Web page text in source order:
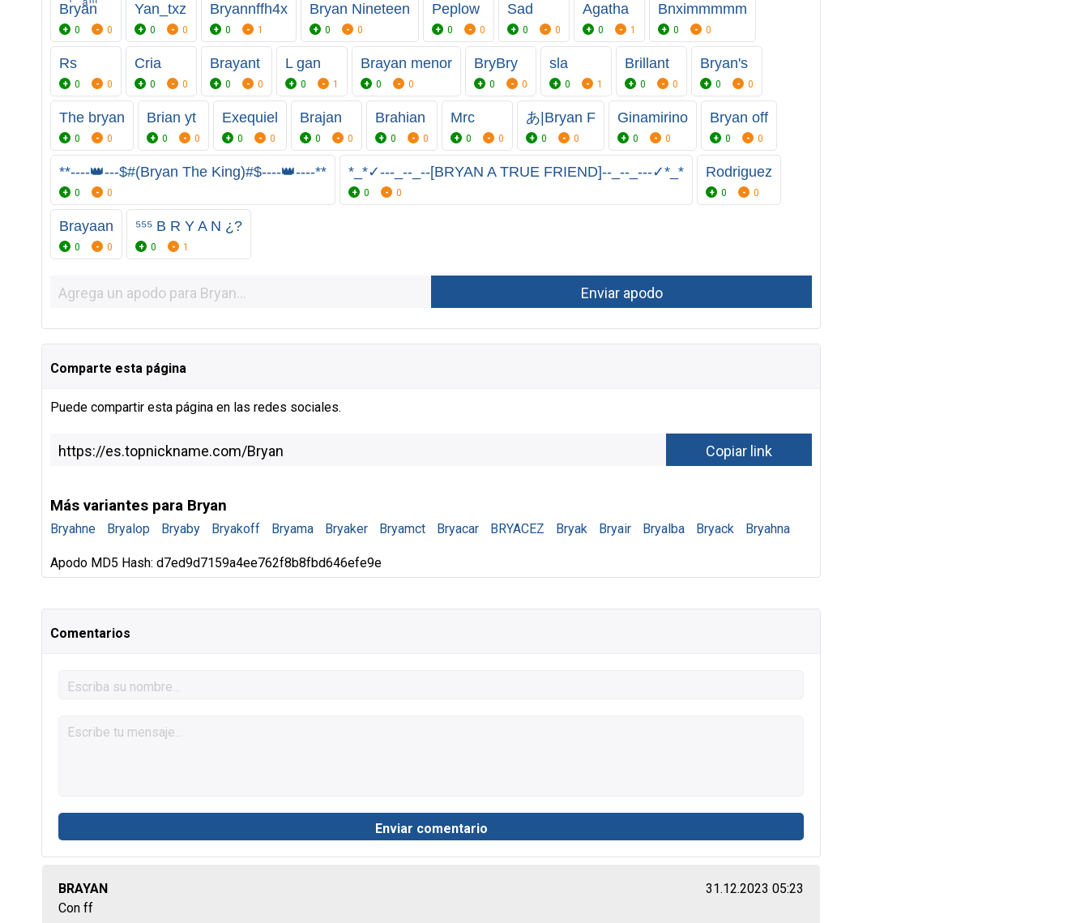
Brͥyaͣnͫ
0 0
Yan_txz
0 0
Bryannffh4x
0 1
Bryan Nineteen
0 0
Peplow
0 0
Sad
0 0
Agatha
0 1
Bnximmmmm
0 0
Rs
0 0
Cria
0 0
Brayant
0 0
L gan
0 1
Brayan menor
0 0
BryBry
0 0
sla
0 1
Brillant
0 0
Bryan's
0 0
The bryan
0 0
Brian yt
0 0
Exequiel
0 0
Brajan
0 0
Brahian
0 0
Mrc
0 0
あ|Bryan F
0 0
Ginamirino
0 0
Bryan off
0 0
**----👑---$#(Bryan The King)#$----👑----**
0 0
*_*✓---_--_--[BRYAN A TRUE FRIEND]--_--_---✓*_*
0 0
Rodriguez
0 0
Brayaan
0 0
⁵⁵⁵ B R Y A N ¿?
0 1
Comparte esta página
Puede compartir esta página en las redes sociales.
Más variantes para Bryan
Bryahne Bryalop Bryaby Bryakoff Bryama Bryaker Bryamct Bryacar BRYACEZ Bryak Bryair Bryalba Bryack Bryahna
Apodo MD5 Hash: d7ed9d7159a4ee762f8b8fbd646efe9e
Comentarios
BRAYAN
31.12.2023 05:23
Con ff